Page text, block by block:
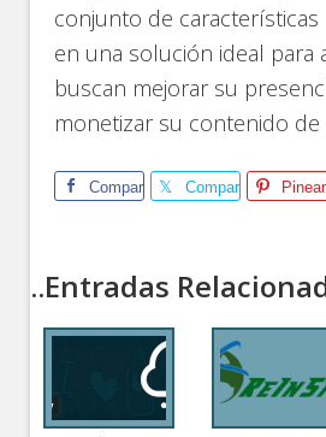
conjunto de
en una solución ideal para
buscan mejorar su
monetizar su contenido de
Comparte Comparte Pinear
..Entradas